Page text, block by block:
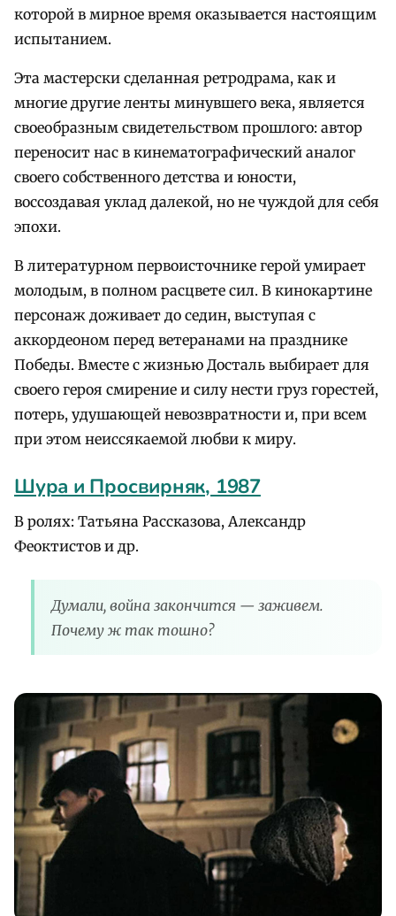
которой в мирное время оказывается настоящим
испытанием.
Эта мастерски сделанная ретродрама, как и
многие другие ленты минувшего века, является
своеобразным свидетельством прошлого: автор
переносит нас в кинематографический аналог
своего собственного детства и юности,
воссоздавая уклад далекой, но не чуждой для себя
эпохи.
В литературном первоисточнике герой умирает
молодым, в полном расцвете сил. В кинокартине
персонаж доживает до седин, выступая с
аккордеоном перед ветеранами на празднике
Победы. Вместе с жизнью Досталь выбирает для
своего героя смирение и силу нести груз горестей,
потерь, удушающей невозвратности и, при всем
при этом неиссякаемой любви к миру.
Шура и Просвирняк, 1987
В ролях: Татьяна Рассказова, Александр
Феоктистов и др.
Думали, война закончится — заживем.
Почему ж так тошно?